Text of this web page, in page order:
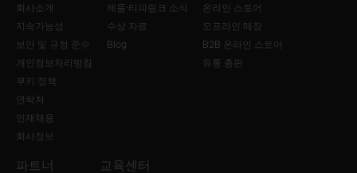
회사소개
지속가능성
보안 및 규정 준수
개인정보처리방침
쿠키 정책
연락처
인재채용
회사정보
제품·티피링크 소식
수상 자료
Blog
온라인 스토어
오프라인 매장
B2B 온라인 스토어
유통 총판
파트너 교육센터